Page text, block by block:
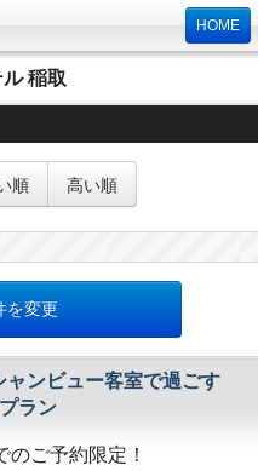
HOME
稲取
順 高い順
を変更
ャンビュー客室で過ごす
ラン
のご予約限定！